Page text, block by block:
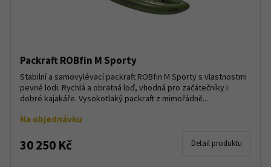
Packraft ROBfin M Sporty
Stabilní a samovylévací packraft ROBfin M Sporty s vlastnostmi
pevné lodi. Rychlá a obratná loď, vhodná pro začátečníky i
dobré kajakáře. Vysokotlaký packraft z mimořádně...
Na objednávku
30 250 Kč Detail produktu